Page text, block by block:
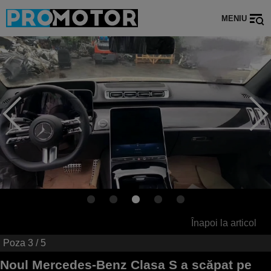
MENIU
Înapoi la articol
Poza 3 / 5
Noul Mercedes-Benz Clasa S a scăpat pe